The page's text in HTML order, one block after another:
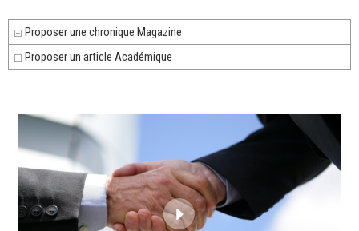
Proposer une chronique Magazine
Proposer un article Académique